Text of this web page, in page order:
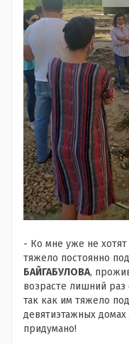
- Ко мне уже не
тяжело постоянно
БАЙГАБУЛОВА,
возрасте лишний раз
так как им тяжело
девятиэтажных
придумано!